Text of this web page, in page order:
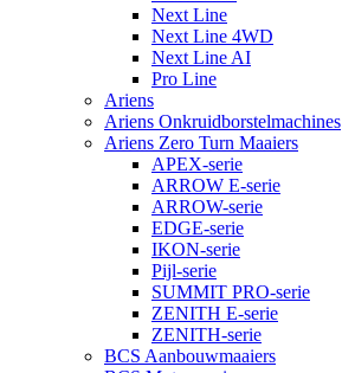
Next Line
Next Line 4WD
Next Line AI
Pro Line
Ariens
Ariens Onkruidborstelmachines
Ariens Zero Turn Maaiers
APEX-serie
ARROW E-serie
ARROW-serie
EDGE-serie
IKON-serie
Pijl-serie
SUMMIT PRO-serie
ZENITH E-serie
ZENITH-serie
BCS Aanbouwmaaiers